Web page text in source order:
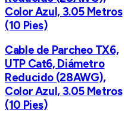
Color Azul, 3.05 Metros
(10 Pies)
Cable de Parcheo TX6,
UTP Cat6, Diámetro
Reducido (28AWG),
Color Azul, 3.05 Metros
(10 Pies)